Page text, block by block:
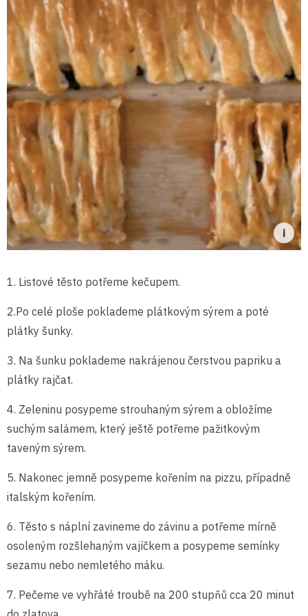
1. Listové těsto potřeme kečupem.
2.Po celé ploše poklademe plátkovým sýrem a poté
plátky šunky.
3. Na šunku poklademe nakrájenou čerstvou papriku a
plátky rajčat.
4. Zeleninu posypeme strouhaným sýrem a obložíme
suchým salámem, který ještě potřeme pažitkovým
taveným sýrem.
5. Nakonec jemně posypeme kořením na pizzu, případně
italským kořením.
6. Těsto s náplní zavineme do závinu a potřeme mírně
osoleným rozšlehaným vajíčkem a posypeme semínky
sezamu nebo nemletého máku.
7. Pečeme ve vyhřáté troubě na 200 stupňů cca 20 minut